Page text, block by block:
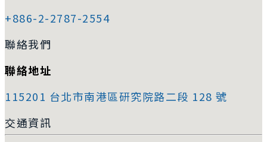
+886-2-2787-2554
聯絡我們
聯絡地址
115201 台北市南港區研究院路二段 128 號
交通資訊